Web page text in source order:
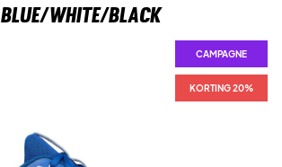
Blue/White/Black
CAMPAGNE
KORTING 20%
CAMPAGNE
KORTING 20%
CAMPAGNE
KORTING 20%
CAMPAGNE
KORTING 20%
CAMPAGNE
KORTING 20%
CAMPAGNE
KORTING 20%
CAMPAGNE
KORTING 20%